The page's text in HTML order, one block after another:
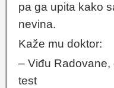
pa ga upita kako
nevina.
Kaže mu doktor:
– Viđu
test